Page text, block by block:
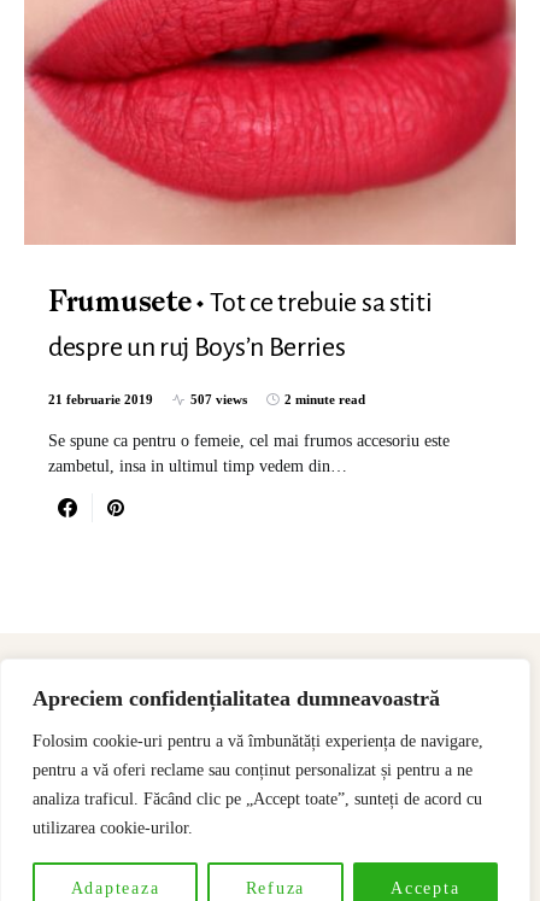
Apreciem confidențialitatea dumneavoastră
Folosim cookie-uri pentru a vă îmbunătăți experiența de navigare,
pentru a vă oferi reclame sau conținut personalizat și pentru a ne
analiza traficul. Făcând clic pe „Accept toate”, sunteți de acord cu
utilizarea cookie-urilor.
Adapteaza Refuza Accepta
Frumusete
Tot ce trebuie sa stiti
despre un ruj Boys’n Berries
21 februarie 2019 507 views 2 minute read
Se spune ca pentru o femeie, cel mai frumos accesoriu este
zambetul, insa in ultimul timp vedem din…